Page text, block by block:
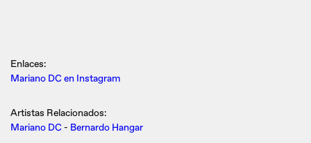
Enlaces:
Mariano DC en Instagram
Artistas Relacionados:
Mariano DC - Bernardo Hangar